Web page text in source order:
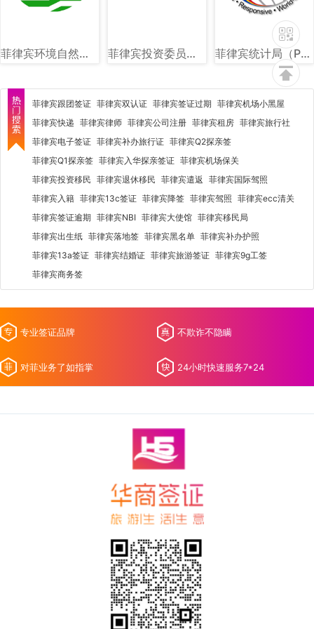
菲律宾环境自然资源部（DENR）图文讲解 菲律宾投资委员会（BOI）图文讲解 菲律宾统计局（PSA）图文讲解
菲律宾跟团签证 菲律宾双认证 菲律宾签证过期 菲律宾机场小黑屋
菲律宾快递 菲律宾律师 菲律宾公司注册 菲律宾租房 菲律宾旅行社
菲律宾电子签证 菲律宾补办旅行证 菲律宾Q2探亲签
菲律宾Q1探亲签 菲律宾入华探亲签证 菲律宾机场保关
菲律宾投资移民 菲律宾退休移民 菲律宾遣返 菲律宾国际驾照
菲律宾入籍 菲律宾13c签证 菲律宾降签 菲律宾驾照 菲律宾ecc清关
菲律宾签证逾期 菲律宾NBI 菲律宾大使馆 菲律宾移民局
菲律宾出生纸 菲律宾落地签 菲律宾黑名单 菲律宾补办护照
菲律宾13a签证 菲律宾结婚证 菲律宾旅游签证 菲律宾9g工签
菲律宾商务签
专业签证品牌 不欺诈不隐瞒
对菲业务了如指掌 24小时快速服务7*24